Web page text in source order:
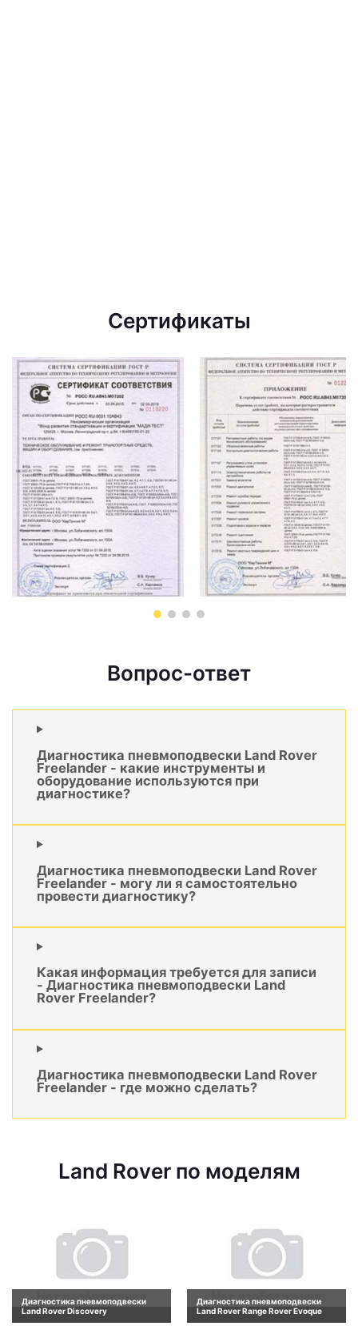
Сертификаты
Вопрос-ответ
Диагностика пневмоподвески Land Rover
Freelander - какие инструменты и
оборудование используются при
диагностике?
Диагностика пневмоподвески Land Rover
Freelander - могу ли я самостоятельно
провести диагностику?
Какая информация требуется для записи
- Диагностика пневмоподвески Land
Rover Freelander?
Диагностика пневмоподвески Land Rover
Freelander - где можно сделать?
Land Rover по моделям
Диагностика пневмоподвески
Land Rover Discovery
Диагностика пневмоподвески
Land Rover Range Rover Evoque